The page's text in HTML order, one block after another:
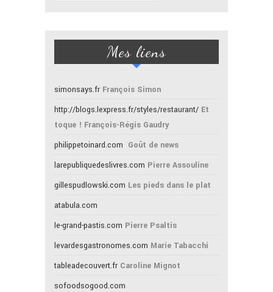
Mes liens
simonsays.fr François Simon
http://blogs.lexpress.fr/styles/restaurant/ Et
toque ! François-Régis Gaudry
philippetoinard.com Goût de news
larepubliquedeslivres.com Pierre Assouline
gillespudlowski.com Les pieds dans le plat
atabula.com
le-grand-pastis.com Pierre Psaltis
levardesgastronomes.com Marie Tabacchi
tableadecouvert.fr Caroline Mignot
sofoodsogood.com